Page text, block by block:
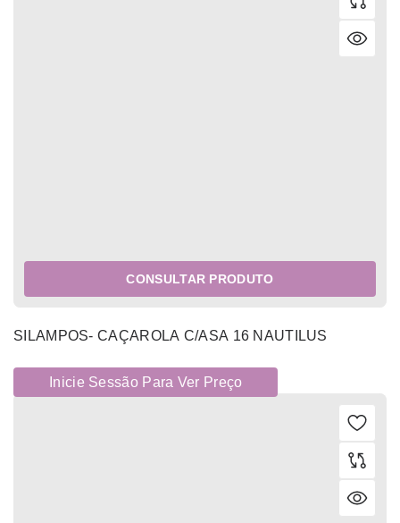
CONSULTAR PRODUTO
SILAMPOS- CAÇAROLA C/ASA 16 NAUTILUS
Inicie Sessão Para Ver Preço